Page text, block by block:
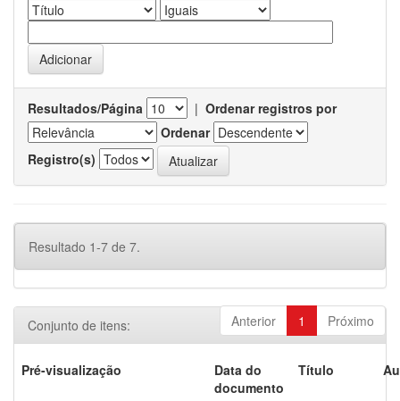
Resultados/Página | Ordenar registros por
Ordenar
Registro(s)
Resultado 1-7 de 7.
Anterior 1 Próximo
Conjunto de itens:
Pré-visualização
Data do
documento
Título